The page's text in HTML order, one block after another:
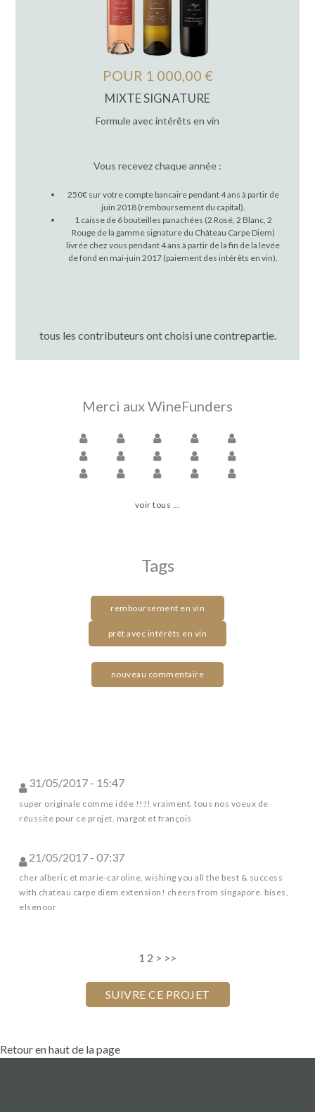
POUR 1 000,00 €
MIXTE SIGNATURE
Formule avec intérêts en vin
Vous recevez chaque année :
250€ sur votre compte bancaire pendant 4 ans à partir de
juin 2018 (remboursement du capital).
1 caisse de 6 bouteilles panachées (2 Rosé, 2 Blanc, 2
Rouge de la gamme signature du Château Carpe Diem)
livrée chez vous pendant 4 ans à partir de la fin de la levée
de fond en mai-juin 2017 (paiement des intérêts en vin).
tous les contributeurs ont choisi une contrepartie.
Merci aux WineFunders
voir tous ...
Tags
remboursement en vin
prêt avec intérêts en vin
nouveau commentaire
31/05/2017 - 15:47
super originale comme idée !!!! vraiment. tous nos voeux de
réussite pour ce projet. margot et françois
21/05/2017 - 07:37
cher alberic et marie-caroline, wishing you all the best & success
with chateau carpe diem extension! cheers from singapore. bises,
elsenoor
1 2 > >>
Retour en haut de la page